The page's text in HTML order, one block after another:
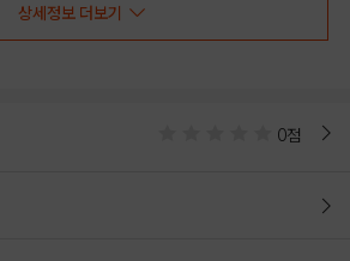
상세정보 더보기
0점